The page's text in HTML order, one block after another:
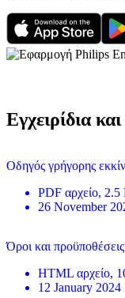
Εγχειρίδια
Οδηγός γρήγορης
PDF αρχείο, 2.5
26 November
Όροι και προϋποθέσεις
HTML αρχείο,
12 January 2024